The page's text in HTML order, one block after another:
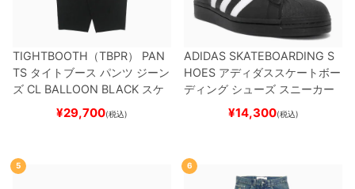
TIGHTBOOTH（TBPR） PAN
TS タイトブース パンツ ジーン
ズ CL BALLOON BLACK スケ
ートボード スケボー
¥29,700(税込)
ADIDAS SKATEBOARDING S
HOES アディダススケートボー
ディング シューズ スニーカー
スーパースター SUPERSTAR A
BLACK/WHITE/WHITE
ー
¥14,300(税込)
5 6